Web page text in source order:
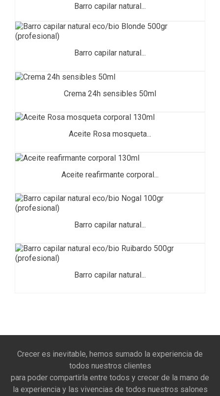
Barro capilar natural...
Barro capilar natural...
Crema 24h sensibles 50ml
Aceite Rosa mosqueta...
Aceite reafirmante corporal...
Barro capilar natural...
Barro capilar natural...
Crecer es inevitable, hemos sumado la experiencia de
todos nuestros clientes
para poder compartirla entre todos y crecer de la mano de
la experiencia y las vivencias de todos nuestros salones